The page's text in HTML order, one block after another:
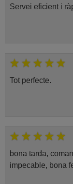
Servei eficient i
Tot perfecte.
bona tarda,
impecable, bona